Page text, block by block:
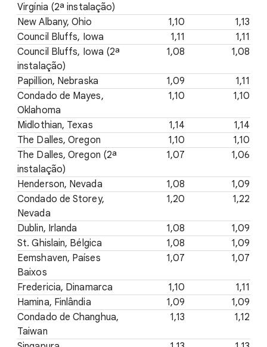
Virgínia (2ª instalação)
New Albany, Ohio 1,10
1,13
Council Bluffs, Iowa
1,11
1,11
Council Bluffs, Iowa (2ª
instalação)
1,08 1,08
Papillion, Nebraska 1,09
1,11
Condado de Mayes,
Oklahoma
1,10 1,10
Midlothian, Texas 1,14
1,14
The Dalles, Oregon
1,10
1,10
The Dalles, Oregon (2ª
instalação)
1,07 1,06
Henderson, Nevada 1,08
1,09
Condado de Storey,
Nevada
1,20 1,22
Dublin, Irlanda 1,08
1,09
St. Ghislain, Bélgica
1,08
1,09
Eemshaven, Países
Baixos
1,07 1,07
Fredericia, Dinamarca 1,10
1,11
Hamina, Finlândia
1,09
1,09
Condado de Changhua,
Taiwan
1,13 1,12